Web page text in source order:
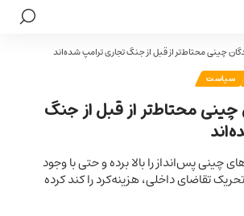
چینی محتاط‌تر از قبل از جنگ تجاری ترامپ شده‌اند
سیاست
محتاط‌تر از قبل از جنگ
چینی پس‌انداز را بالا برده و حتی با وجود
تقاضای داخلی، هزینه‌کرد را کند کرده